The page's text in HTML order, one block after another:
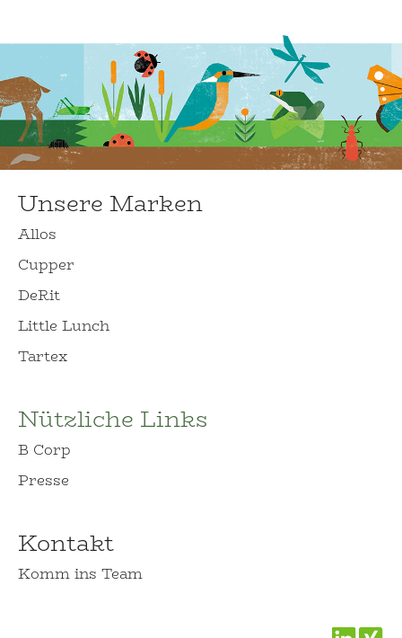
Unsere Marken
Allos
Cupper
DeRit
Little Lunch
Tartex
Nützliche Links
B Corp
Presse
Kontakt
Komm ins Team